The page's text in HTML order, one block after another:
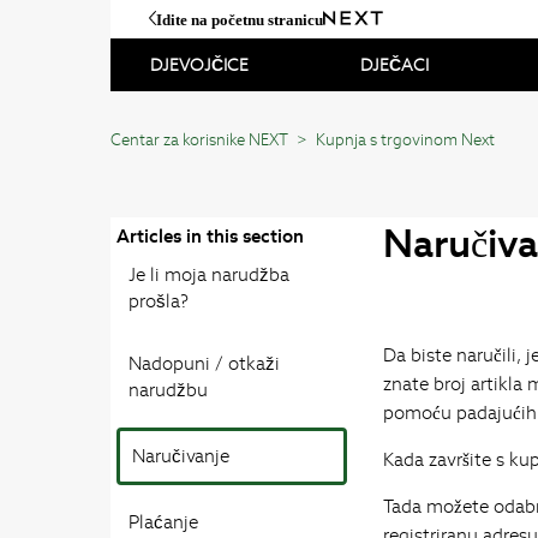
Idite na početnu stranicu
DJEVOJČICE DJEČACI
Centar za korisnike NEXT Kupnja s trgovinom Next
Articles in this section
Je li moja narudžba
prošla?
Nadopuni / otkaži
narudžbu
Naručivanje
Plaćanje
Da biste naručili,
znate broj artikla
pomoću
Kada završite s
Tada možete